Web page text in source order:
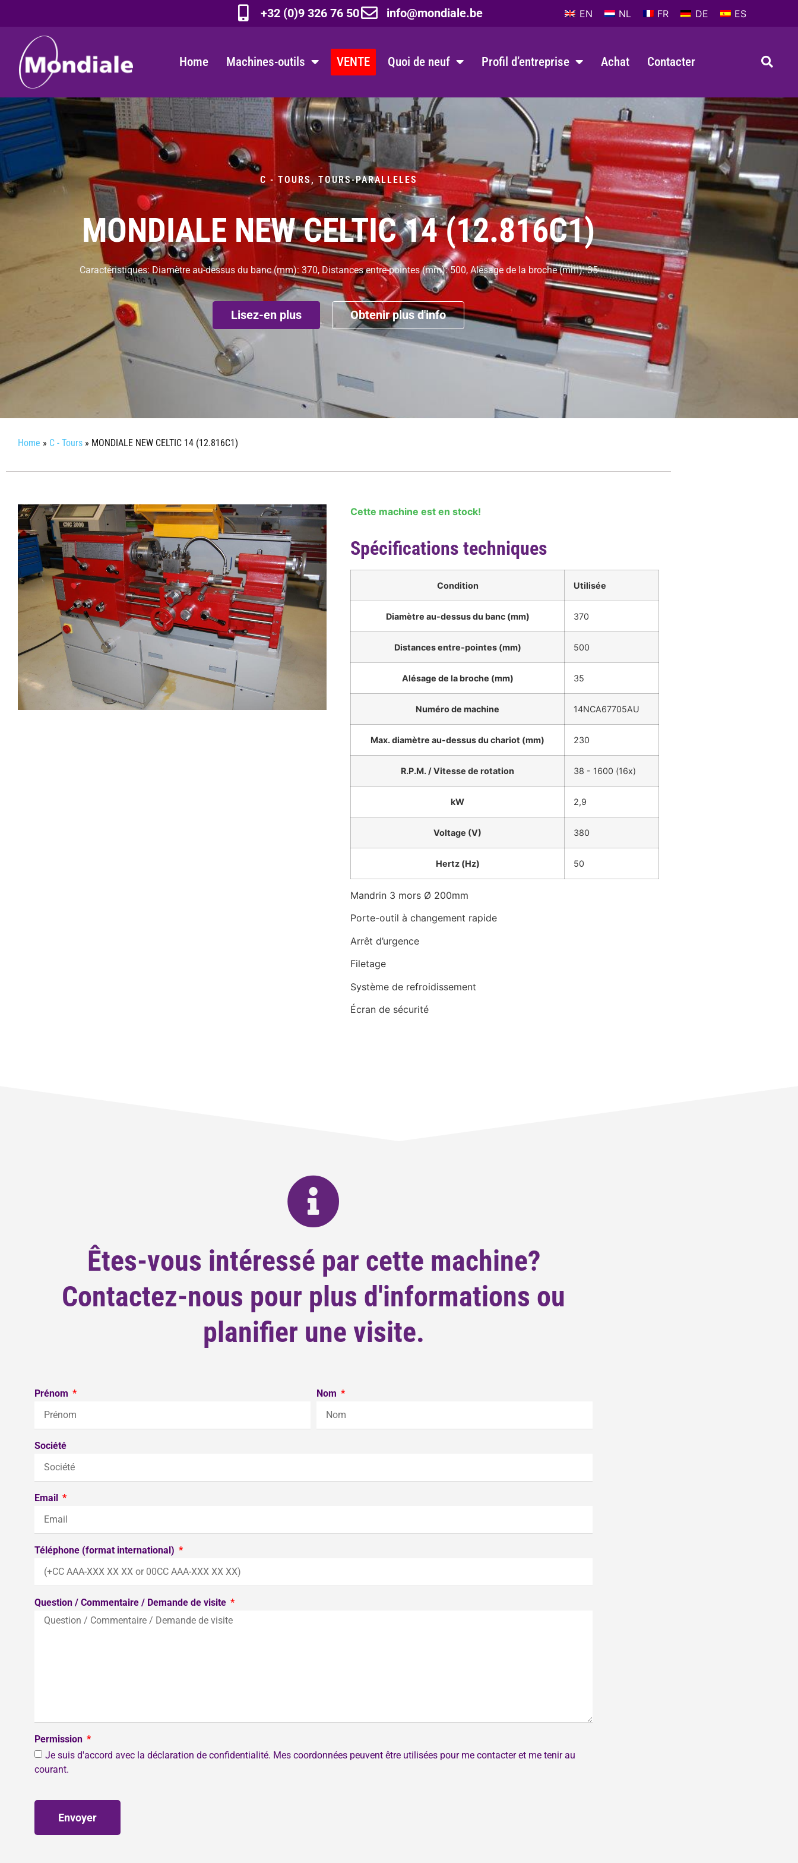
+32 (0)9 326 76 50 info@mondiale.be EN NL FR DE ES
Home Machines-outils VENTE Quoi de neuf Profil d’entreprise Achat Contacter
C - TOURS , TOURS-PARALLELES
MONDIALE NEW CELTIC 14 (12.816C1)
Caractéristiques: Diamètre au-dessus du banc (mm): 370, Distances entre-pointes (mm): 500, Alésage de la broche (mm): 35
Lisez-en plus Obtenir plus d'info
Home » C - Tours » MONDIALE NEW CELTIC 14 (12.816C1)
Cette machine est en stock!
Spécifications techniques
Condition Utilisée
Diamètre au-dessus du banc (mm) 370
Distances entre-pointes (mm) 500
Alésage de la broche (mm) 35
Numéro de machine 14NCA67705AU
Max. diamètre au-dessus du chariot (mm) 230
R.P.M. / Vitesse de rotation 38 - 1600 (16x)
kW 2,9
Voltage (V) 380
Hertz (Hz) 50
Mandrin 3 mors Ø 200mm
Porte-outil à changement rapide
Arrêt d’urgence
Filetage
Système de refroidissement
Écran de sécurité
Êtes-vous intéressé par cette machine?
Contactez-nous pour plus d'informations ou
planifier une visite.
Prénom Nom
Société
Email
Téléphone (format international)
Question / Commentaire / Demande de visite
Permission
Je suis d'accord avec la déclaration de confidentialité. Mes coordonnées peuvent être utilisées pour me contacter et me tenir au
courant.
Envoyer